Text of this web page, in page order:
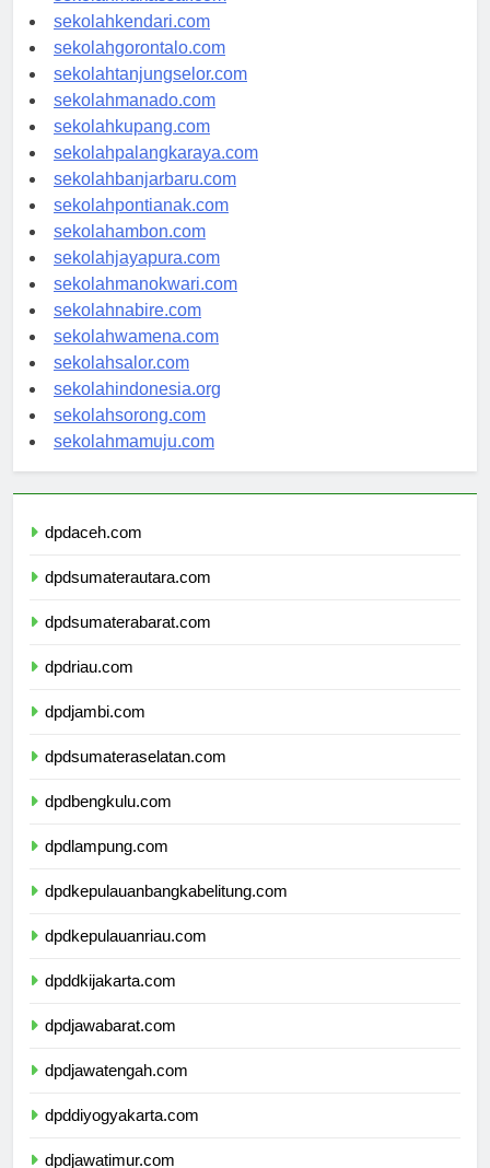
sekolahmakassar.com
sekolahkendari.com
sekolahgorontalo.com
sekolahtanjungselor.com
sekolahmanado.com
sekolahkupang.com
sekolahpalangkaraya.com
sekolahbanjarbaru.com
sekolahpontianak.com
sekolahambon.com
sekolahjayapura.com
sekolahmanokwari.com
sekolahnabire.com
sekolahwamena.com
sekolahsalor.com
sekolahindonesia.org
sekolahsorong.com